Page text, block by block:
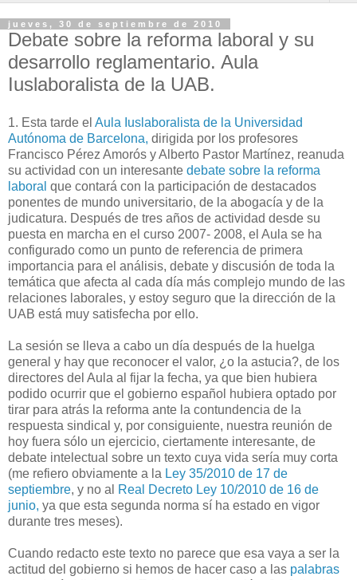
jueves, 30 de septiembre de 2010
Debate sobre la reforma laboral y su
desarrollo reglamentario. Aula
Iuslaboralista de la UAB.
1. Esta tarde el Aula Iuslaboralista de la Universidad
Autónoma de Barcelona, dirigida por los profesores
Francisco Pérez Amorós y Alberto Pastor Martínez, reanuda
su actividad con un interesante debate sobre la reforma
laboral que contará con la participación de destacados
ponentes de mundo universitario, de la abogacía y de la
judicatura. Después de tres años de actividad desde su
puesta en marcha en el curso 2007- 2008, el Aula se ha
configurado como un punto de referencia de primera
importancia para el análisis, debate y discusión de toda la
temática que afecta al cada día más complejo mundo de las
relaciones laborales, y estoy seguro que la dirección de la
UAB está muy satisfecha por ello.
La sesión se lleva a cabo un día después de la huelga
general y hay que reconocer el valor, ¿o la astucia?, de los
directores del Aula al fijar la fecha, ya que bien hubiera
podido ocurrir que el gobierno español hubiera optado por
tirar para atrás la reforma ante la contundencia de la
respuesta sindical y, por consiguiente, nuestra reunión de
hoy fuera sólo un ejercicio, ciertamente interesante, de
debate intelectual sobre un texto cuya vida sería muy corta
(me refiero obviamente a la Ley 35/2010 de 17 de
septiembre, y no al
Real Decreto Ley 10/2010 de 16 de
junio, ya que esta segunda norma sí ha estado en vigor
durante tres meses).
Cuando redacto este texto no parece que esa vaya a ser la
actitud del gobierno si hemos de hacer caso a las palabras